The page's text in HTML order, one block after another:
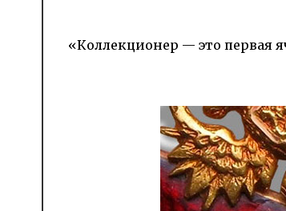
«Коллекционер — это первая